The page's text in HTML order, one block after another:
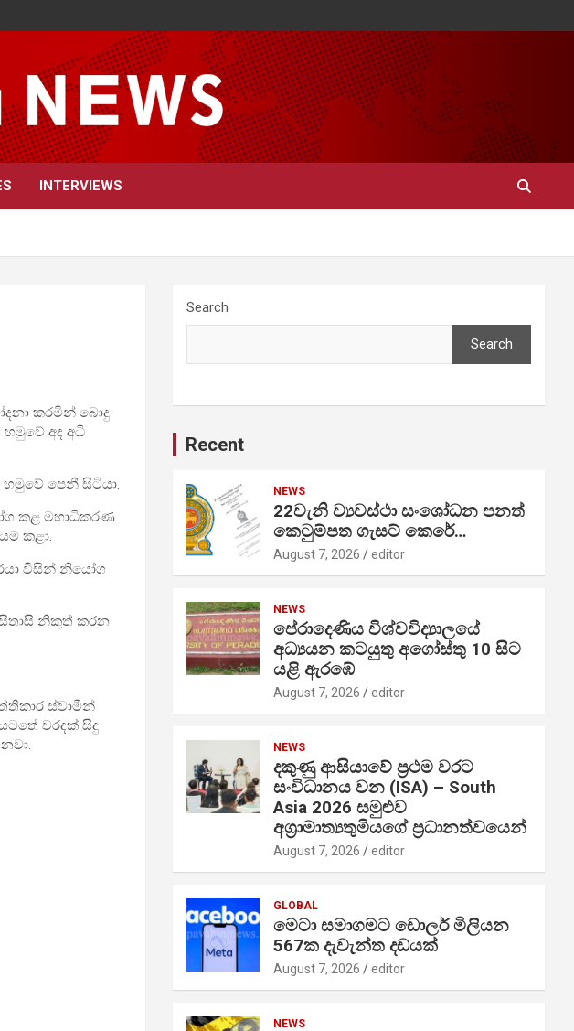
INTERVIEWS
කරමින් බොදු
අද අධි
පෙනී සිටියා.
කළ මහාධිකරණ
කළා.
විසින් නියෝග
නිකුත් කරන
ස්වාමීන්
වරදක් සිදු
Search
Search
Recent
NEWS
22වැනි ව්‍යවස්ථා සංශෝධන පනත්
කෙටුම්පත ගැසට් කෙරේ…
August 7, 2026 editor
NEWS
පේරාදෙණිය විශ්වවිද්‍යාලයේ
අධ්‍යයන කටයුතු අගෝස්තු 10 සිට
යළි ඇරඹේ
August 7, 2026 editor
NEWS
දකුණු ආසියාවේ ප්‍රථම වරට
සංවිධානය වන (ISA) – South
Asia 2026 සමුළුව
අග්‍රාමාත්‍යතුමියගේ ප්‍රධානත්වයෙන්
August 7, 2026 editor
GLOBAL
මෙටා සමාගමට ඩොලර් මිලියන
567ක දැවැන්ත දඩයක්
August 7, 2026 editor
NEWS